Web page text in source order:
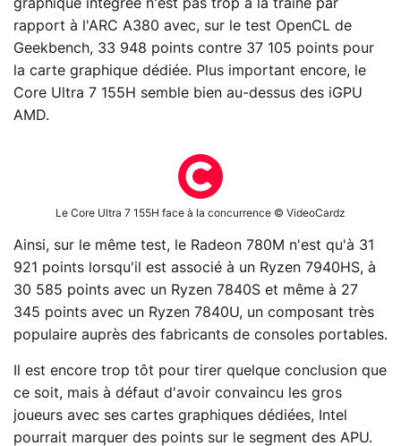
graphique intégrée n'est pas trop à la traîne par
rapport à l'ARC A380 avec, sur le test OpenCL de
Geekbench, 33 948 points contre 37 105 points pour
la carte graphique dédiée. Plus important encore, le
Core Ultra 7 155H semble bien au-dessus des iGPU
AMD.
Le Core Ultra 7 155H face à la concurrence © VideoCardz
Ainsi, sur le même test, le Radeon 780M n'est qu'à 31
921 points lorsqu'il est associé à un Ryzen 7940HS, à
30 585 points avec un Ryzen 7840S et même à 27
345 points avec un Ryzen 7840U, un composant très
populaire auprès des fabricants de consoles portables.
Il est encore trop tôt pour tirer quelque conclusion que
ce soit, mais à défaut d'avoir convaincu les gros
joueurs avec ses cartes graphiques dédiées, Intel
pourrait marquer des points sur le segment des APU.